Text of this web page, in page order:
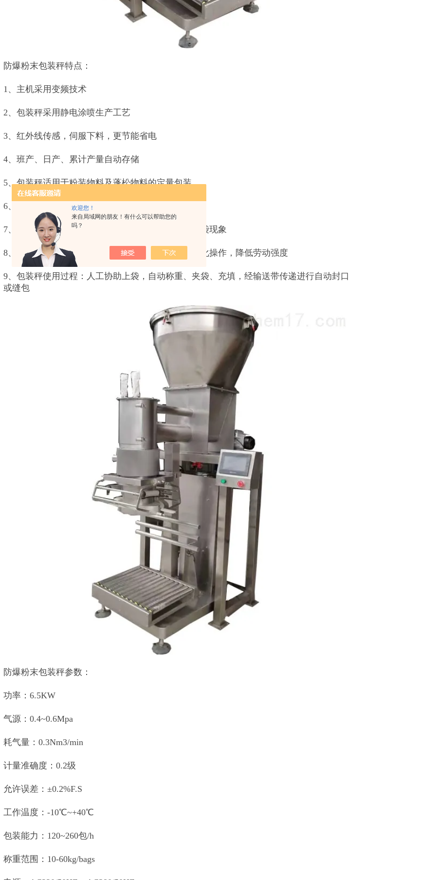
欢迎您！
来自局域网的朋友！有什么可以帮助您的
吗？
防爆粉末包装秤特点：
1、主机采用变频技术
2、包装秤采用静电涂喷生产工艺
3、红外线传感，伺服下料，更节能省电
4、班产、日产、累计产量自动存储
5、包装秤适用于粉装物料及蓬松物料的定量包装
6、悬挂传感器，信号传送稳定，确保称重精度
7、解决同类产品电动卡打开料袋降落粉料外溢、翻袋现象
8、主机，传输带，缝包机，控制器连网，确保人性化操作，降低劳动强度
9、包装秤使用过程：人工协助上袋，自动称重、夹袋、充填，经输送带传递进行自动封口
或缝包
防爆粉末包装秤参数：
功率：6.5KW
气源：0.4~0.6Mpa
耗气量：0.3Nm3/min
计量准确度：0.2级
允许误差：±0.2%F.S
工作温度：-10℃~+40℃
包装能力：120~260包/h
称重范围：10-60kg/bags